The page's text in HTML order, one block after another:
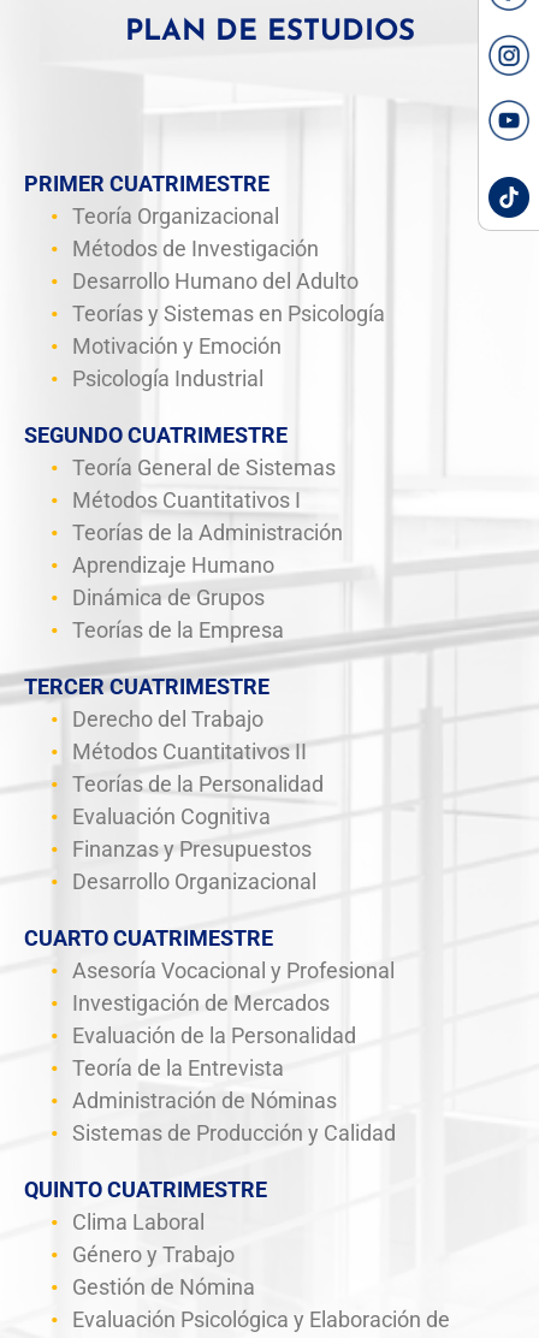
PLAN DE ESTUDIOS
PRIMER CUATRIMESTRE
Teoría Organizacional
Métodos de Investigación
Desarrollo Humano del Adulto
Teorías y Sistemas en Psicología
Motivación y Emoción
Psicología Industrial
SEGUNDO CUATRIMESTRE
Teoría General de Sistemas
Métodos Cuantitativos I
Teorías de la Administración
Aprendizaje Humano
Dinámica de Grupos
Teorías de la Empresa
TERCER CUATRIMESTRE
Derecho del Trabajo
Métodos Cuantitativos II
Teorías de la Personalidad
Evaluación Cognitiva
Finanzas y Presupuestos
Desarrollo Organizacional
CUARTO CUATRIMESTRE
Asesoría Vocacional y Profesional
Investigación de Mercados
Evaluación de la Personalidad
Teoría de la Entrevista
Administración de Nóminas
Sistemas de Producción y Calidad
QUINTO CUATRIMESTRE
Clima Laboral
Género y Trabajo
Gestión de Nómina
Evaluación Psicológica y Elaboración de